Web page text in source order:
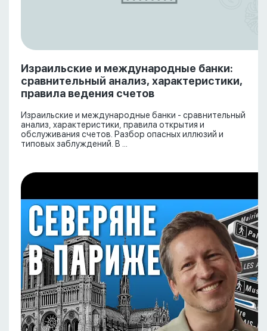
Израильские и международные банки:
сравнительный анализ, характеристики,
правила ведения счетов
Израильские и международные банки - сравнительный
анализ, характеристики, правила открытия и
обслуживания счетов. Разбор опасных иллюзий и
типовых заблуждений. В ...